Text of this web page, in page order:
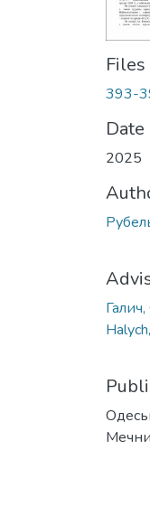
Files
393-
Date
2025